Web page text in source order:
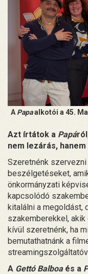
A Papaalkotói a 45.
Azt írtátok a Papá
nem lezárás,
Szeretnénk
beszélgetéseket,
önkormányzati
kapcsolódó
kitalálni a megoldást,
szakemberekkel, akik
kívül szeretnénk, ha
bemutathatnánk a
A Gettó Balboaés a